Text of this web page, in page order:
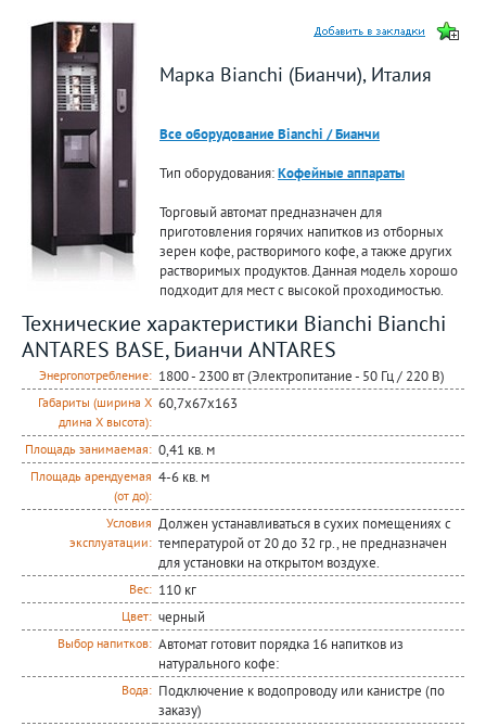
Марка Bianchi (Бианчи), Италия
Все оборудование Bianchi / Бианчи
Тип оборудования:Кофейные аппараты
Торговый автомат предназначен для
приготовления горячих напитков из отборных
зерен кофе, растворимого кофе, а также других
растворимых продуктов. Данная модель хорошо
подходит для мест с высокой проходимостью.
Технические характеристики Bianchi Bianchi
ANTARES BASE, Бианчи ANTARES
Энергопотребление: 1800 - 2300 вт (Электропитание - 50 Гц / 220 В)
Габариты (ширина Х
длина Х высота):
60,7х67х163
Площадь занимаемая: 0,41 кв. м
Площадь арендуемая
(от до):
4-6 кв. м
Условия
эксплуатации:
Должен устанавливаться в сухих помещениях с
температурой от 20 до 32 гр., не предназначен
для установки на открытом воздухе.
Вес: 110 кг
Цвет: черный
Выбор напитков: Автомат готовит порядка 16 напитков из
натурального кофе:
Вода: Подключение к водопроводу или канистре (по
заказу)